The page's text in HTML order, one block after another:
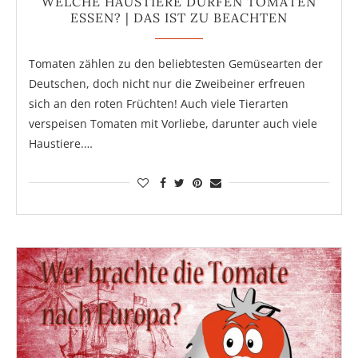
ESSEN? | DAS IST ZU BEACHTEN
Tomaten zählen zu den beliebtesten Gemüsearten der
Deutschen, doch nicht nur die Zweibeiner erfreuen
sich an den roten Früchten! Auch viele Tierarten
verspeisen Tomaten mit Vorliebe, darunter auch viele
Haustiere.…